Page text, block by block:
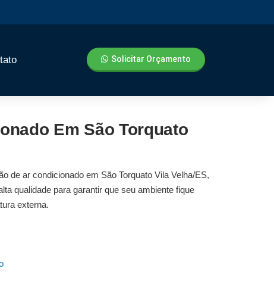
Solicitar Orçamento
Em São Torquato
de ar condicionado em São Torquato Vila Velha/ES,
qualidade para garantir que seu ambiente fique
externa.